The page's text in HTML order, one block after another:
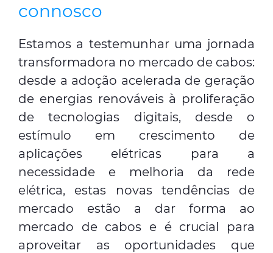
connosco
Estamos a testemunhar uma jornada
transformadora no mercado de cabos:
desde a adoção acelerada de geração
de energias renováveis à proliferação
de tecnologias digitais, desde o
estímulo em crescimento de
aplicações elétricas para a
necessidade e melhoria da rede
elétrica, estas novas tendências de
mercado estão a dar forma ao
mercado de cabos e é crucial para
aproveitar as oportunidades que